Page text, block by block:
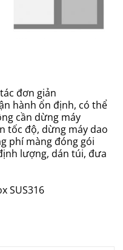
đơn giản
hành ổn định, có thể
cần dừng máy
tốc độ, dừng máy dao
phí màng đóng gói
lượng, dán túi, đưa
SUS316